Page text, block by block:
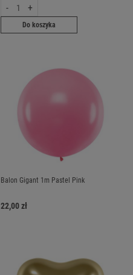
- +
Do koszyka
Balon Gigant 1m Pastel Pink
22,00 zł